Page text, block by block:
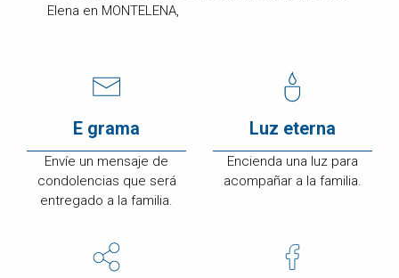
Elena en MONTELENA,
E grama
Envíe un mensaje de
condolencias que será
entregado a la familia.
Luz eterna
Encienda una luz para
acompañar a la familia.